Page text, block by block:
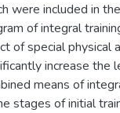
were included in
of integral
of special physical
increase the
means of
stages of initial